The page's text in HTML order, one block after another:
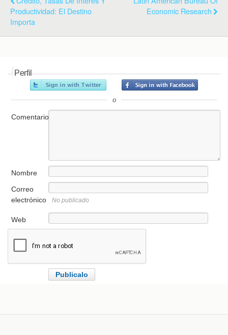
Productividad: El Destino
Importa
Economic Research
Perfil
o
Comentario
Nombre
Correo
electrónico
No publicado
Web